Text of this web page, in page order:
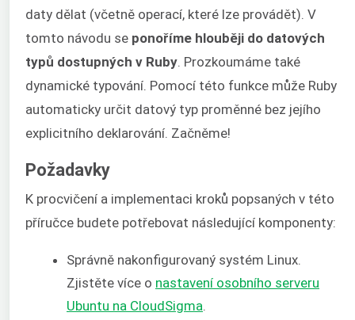
daty dělat (včetně operací, které lze provádět). V
tomto návodu se ponoříme hlouběji do datových
typů dostupných v Ruby. Prozkoumáme také
dynamické typování. Pomocí této funkce může Ruby
automaticky určit datový typ proměnné bez jejího
explicitního deklarování. Začněme!
Požadavky
K procvičení a implementaci kroků popsaných v této
příručce budete potřebovat následující komponenty:
Správně nakonfigurovaný systém Linux.
Zjistěte více o nastavení osobního serveru
Ubuntu na CloudSigma.